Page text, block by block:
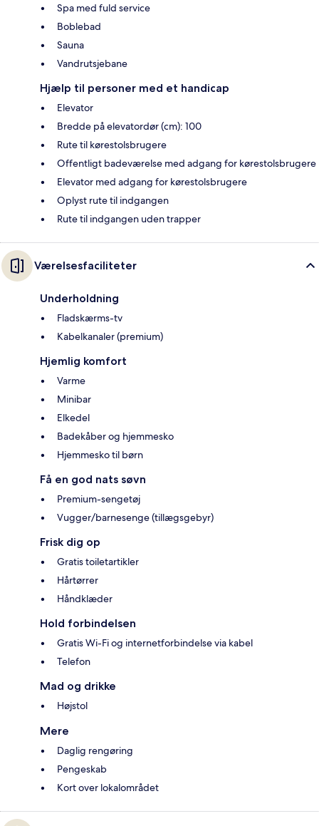
Spa med fuld service
Boblebad
Sauna
Vandrutsjebane
Hjælp til personer med et handicap
Elevator
Bredde på elevatordør (cm): 100
Rute til kørestolsbrugere
Offentligt badeværelse med adgang for kørestolsbrugere
Elevator med adgang for kørestolsbrugere
Oplyst rute til indgangen
Rute til indgangen uden trapper
Værelsesfaciliteter
Underholdning
Fladskærms-tv
Kabelkanaler (premium)
Hjemlig komfort
Varme
Minibar
Elkedel
Badekåber og hjemmesko
Hjemmesko til børn
Få en god nats søvn
Premium-sengetøj
Vugger/barnesenge (tillægsgebyr)
Frisk dig op
Gratis toiletartikler
Hårtørrer
Håndklæder
Hold forbindelsen
Gratis Wi-Fi og internetforbindelse via kabel
Telefon
Mad og drikke
Højstol
Mere
Daglig rengøring
Pengeskab
Kort over lokalområdet